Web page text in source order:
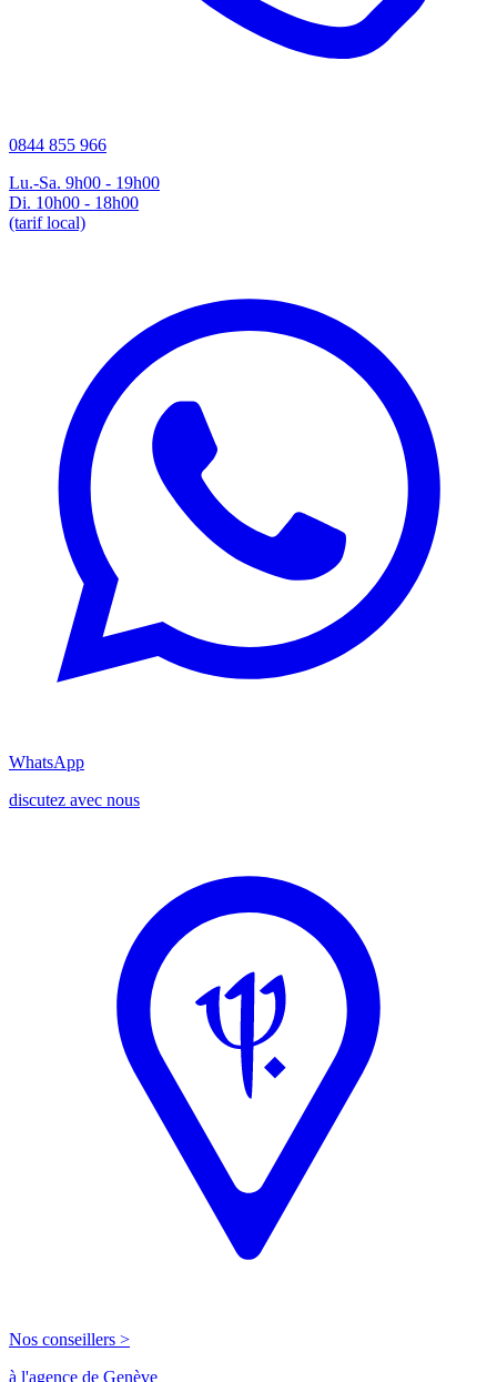
0844 855 966
Lu.-Sa. 9h00 - 19h00
Di. 10h00 - 18h00
(tarif local)
WhatsApp
discutez avec nous
Nos conseillers >
à l'agence de Genève